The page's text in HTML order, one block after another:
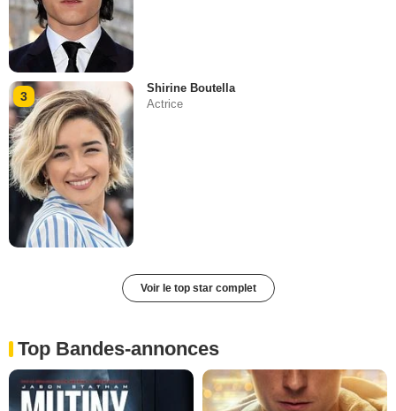
3
Shirine Boutella
Actrice
Voir le top star complet
Top Bandes-annonces